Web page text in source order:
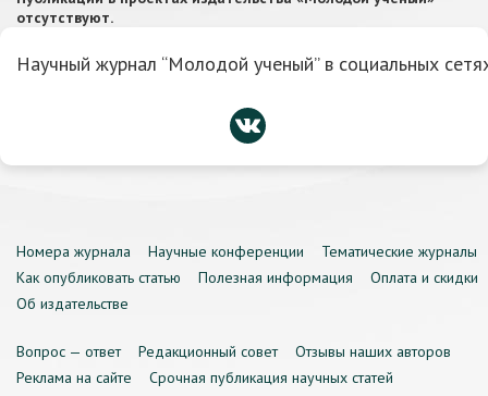
отсутствуют.
Научный журнал “Молодой ученый” в социальных
Номера журнала Научные конференции
Тематические журналы
Как опубликовать статью
Полезная информация
Оплата и скидки
Об издательстве
Вопрос — ответ Редакционный совет
Отзывы наших авторов
Реклама на сайте
Срочная публикация научных статей